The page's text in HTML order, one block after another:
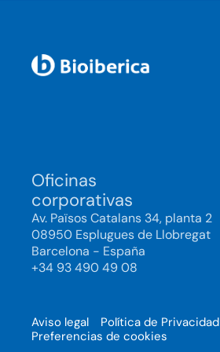
Oficinas
corporativas
Av. Països Catalans 34, planta 2
08950 Esplugues de Llobregat
Barcelona - España
+34 93 490 49 08
Aviso legal Política de Privacidad
Preferencias de cookies